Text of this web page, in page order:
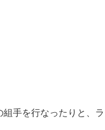
手を行なったりと、ラ